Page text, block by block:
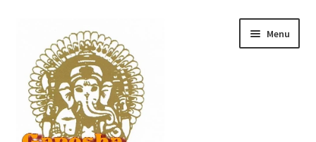
navigation
contenu
Menu